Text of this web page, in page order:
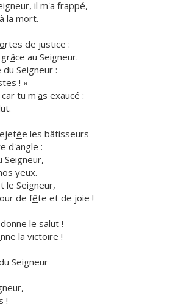
ur, il m'a frappé,
la mort.
ortes de justice :
âce au Seigneur.
Seigneur :
! »
tu m'as exaucé :
ée les bâtisseurs
d'angle :
Seigneur,
yeux.
t le Seigneur,
de fête et de joie !
onne le salut !
nne la victoire !
Seigneur
!